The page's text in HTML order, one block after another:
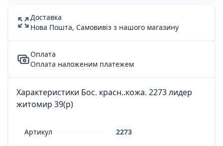
Доставка
Нова Пошта, Самовивіз з нашого магазину
Оплата
Оплата наложеним платежем
Характеристики Бос. красн..кожа. 2273 лидер
житомир 39(р)
Артикул 2273